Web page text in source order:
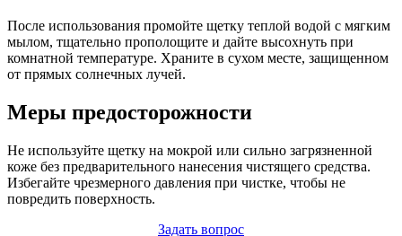
После использования промойте щетку теплой водой с мягким
мылом, тщательно прополощите и дайте высохнуть при
комнатной температуре. Храните в сухом месте, защищенном
от прямых солнечных лучей.
Меры предосторожности
Не используйте щетку на мокрой или сильно загрязненной
коже без предварительного нанесения чистящего средства.
Избегайте чрезмерного давления при чистке, чтобы не
повредить поверхность.
Задать вопрос